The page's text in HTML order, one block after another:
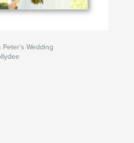
Peter's Wedding